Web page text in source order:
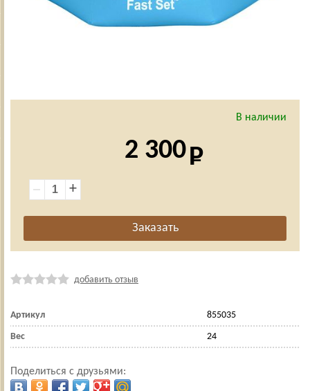
В наличии
2 300
+
добавить отзыв
Артикул 855035
Вес 24
Поделиться с друзьями: